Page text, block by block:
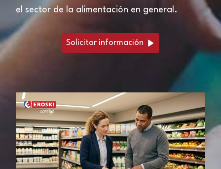
el sector de la alimentación en general.
Solicitar información